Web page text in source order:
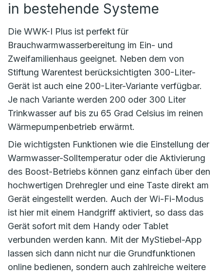
in bestehende Systeme
Die WWK-I Plus ist perfekt für
Brauchwarmwasserbereitung im Ein- und
Zweifamilienhaus geeignet. Neben dem von
Stiftung Warentest berücksichtigten 300-Liter-
Gerät ist auch eine 200-Liter-Variante verfügbar.
Je nach Variante werden 200 oder 300 Liter
Trinkwasser auf bis zu 65 Grad Celsius im reinen
Wärmepumpenbetrieb erwärmt.
Die wichtigsten Funktionen wie die Einstellung der
Warmwasser-Solltemperatur oder die Aktivierung
des Boost-Betriebs können ganz einfach über den
hochwertigen Drehregler und eine Taste direkt am
Gerät eingestellt werden. Auch der Wi-Fi-Modus
ist hier mit einem Handgriff aktiviert, so dass das
Gerät sofort mit dem Handy oder Tablet
verbunden werden kann. Mit der MyStiebel-App
lassen sich dann nicht nur die Grundfunktionen
online bedienen, sondern auch zahlreiche weitere